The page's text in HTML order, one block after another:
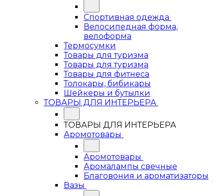
Спортивная одежда
Велосипедная форма,
велоформа
Термосумки
Товары для туризма
Товары для туризма
Товары для фитнеса
Толокары, бибикары
Шейкеры и бутылки
ТОВАРЫ ДЛЯ ИНТЕРЬЕРА
ТОВАРЫ ДЛЯ ИНТЕРЬЕРА
Аромотовары
Аромотовары
Аромалампы свечные
Благовония и ароматизаторы
Вазы